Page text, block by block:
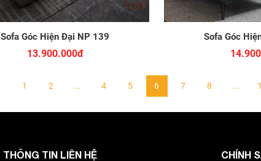
Sofa Góc Hiện Đại NP 139
13.900.000đ
Sofa Góc
1 2 ... 4 5 6 7 8 ...
THÔNG TIN LIÊN HỆ CHÍNH